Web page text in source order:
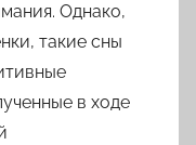
Однако,
такие сны
в ходе